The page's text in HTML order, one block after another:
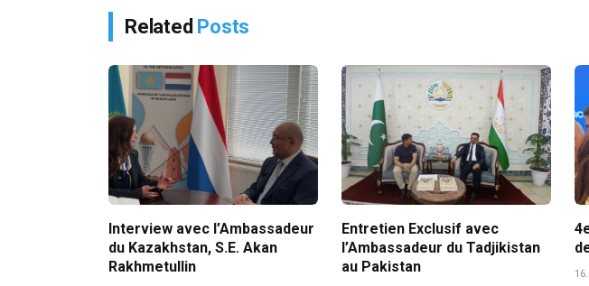
Related Posts
Interview avec l’Ambassadeur
du Kazakhstan, S.E. Akan
Rakhmetullin
Entretien Exclusif avec
l’Ambassadeur du Tadjikistan
au Pakistan